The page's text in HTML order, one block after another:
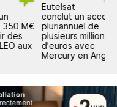
M€
Eutelsat
conclut un accord
pluriannuel de
plusieurs millions
d'euros avec
Mercury en Angola